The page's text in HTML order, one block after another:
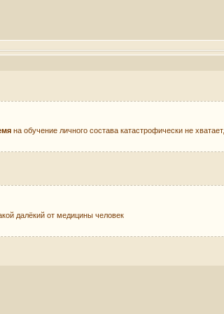
на обучение личного состава катастрофически не хватает,
далёкий от медицины человек